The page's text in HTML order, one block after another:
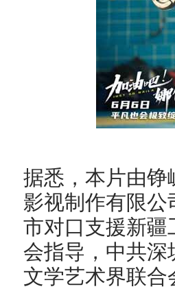
据悉，本片由
影视制作有限
市对口支援新
会指导，中共
文学艺术界联